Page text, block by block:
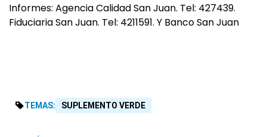
Informes: Agencia Calidad San Juan. Tel: 427439.
Fiduciaria San Juan. Tel: 4211591. Y Banco San Juan
TEMAS: SUPLEMENTO VERDE